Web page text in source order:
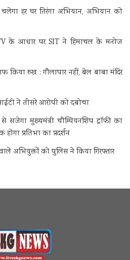
हर घर तिरंगा अभियान, अभियान को
के आधार पर SIT ने हिमाचल के मनोज
किया रुख : गौलापार नहीं, बेल बाबा मंदिर
ने तीसरे आरोपी को दबोचा
मुख्यमंत्री चौम्पियनशिप ट्रॉफी का
प्रतिभा का प्रदर्शन
अभियुक्तों को पुलिस ने किया गिरफ्तार